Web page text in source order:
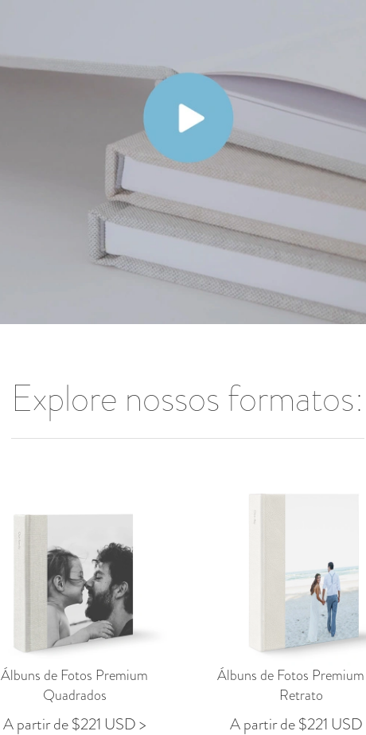
Explore nossos formatos:
Álbuns de Fotos Premium
Quadrados
A partir de $221 USD >
Álbuns de Fotos
Retrato
A partir de $221 USD